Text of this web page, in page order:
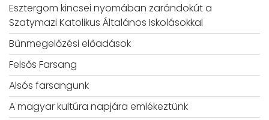
Esztergom kincsei nyomában zarándokút a
Szatymazi Katolikus Általános Iskolásokkal
Bűnmegelőzési előadások
Felsős Farsang
Alsós farsangunk
A magyar kultúra napjára emlékeztünk